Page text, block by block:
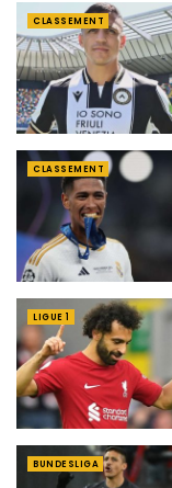
CLASSEMENT
CLASSEMENT
LIGUE 1
BUNDESLIGA